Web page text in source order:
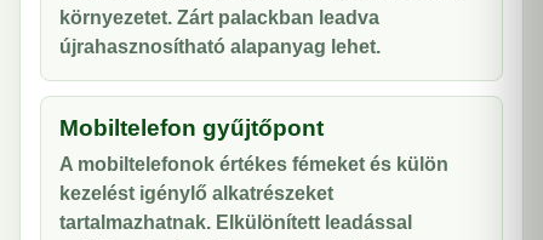
környezetet. Zárt palackban leadva
újrahasznosítható alapanyag lehet.
Mobiltelefon gyűjtőpont
A mobiltelefonok értékes fémeket és külön
kezelést igénylő alkatrészeket
tartalmazhatnak. Elkülönített leadással